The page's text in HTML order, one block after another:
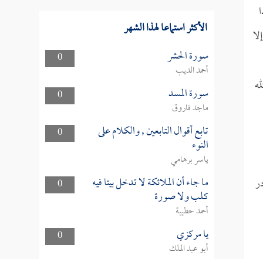
الأكثر استماعا لهذا الشهر
0 سورة الحشر
أحمد الديب
0
سورة المسد
ماجد فاروق
0
تابع أقوال التابعين , والكلام على
النوء
ياسر برهامي
0
ما جاء أن الملائكة لا تدخل بيتا فيه
كلب ولا صورة
أحمد حطيبة
0
يا مركزي
أبو عبد الملك